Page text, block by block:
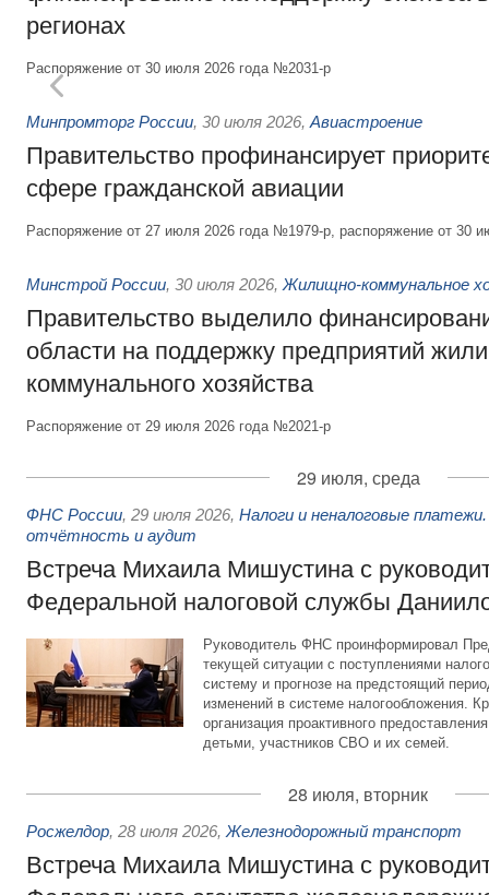
регионах
Распоряжение от 30 июля 2026 года №2031-р
Минпромторг России, 30 июля 2026, Авиастроение
Правительство профинансирует
сфере гражданской авиации
Распоряжение от 27 июля 2026 года №1979-р, распоряжение от 30
Минстрой России, 30 июля 2026, Жилищно-коммунальное
Правительство выделило
области на поддержку предприятий
коммунального хозяйства
Распоряжение от 29 июля 2026 года №2021-р
29 июля, среда
ФНС России, 29 июля 2026, Налоги и неналоговые
отчётность и аудит
Встреча Михаила Мишустина с
Федеральной налоговой службы
Руководитель ФНС проинформировал
текущей ситуации с поступлениями
систему и прогнозе на предстоящий
изменений в системе налогообложения.
организация проактивного
детьми, участников СВО и их семей.
28 июля, вторник
Росжелдор, 28 июля 2026, Железнодорожный транспорт
Встреча Михаила Мишустина с